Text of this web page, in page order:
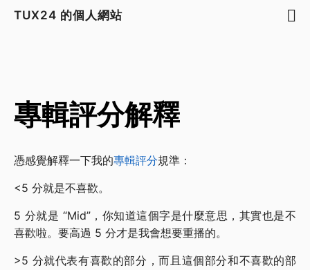
TUX24 的個人網站
專輯評分解釋
憑感覺解釋一下我的專輯評分規準：
<5 分就是不喜歡。
5 分就是 “Mid”，你知道這個字是什麼意思，其實也是不
喜歡啦。要高過 5 分才是我會想要重播的。
>5 分就代表有喜歡的部分，而且這個部分和不喜歡的部